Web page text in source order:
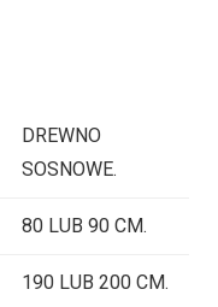
DREWNO
SOSNOWE.
80 LUB 90 CM.
190 LUB 200 CM.